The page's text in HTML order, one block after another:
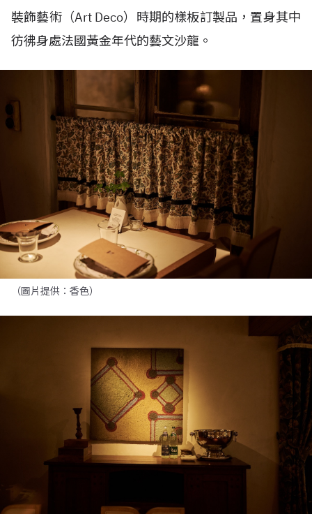
裝飾藝術（Art Deco）時期的樣板訂製品， 置身其中
彷彿身處法國黃金年代的藝文沙龍。
（圖片提供：香色）